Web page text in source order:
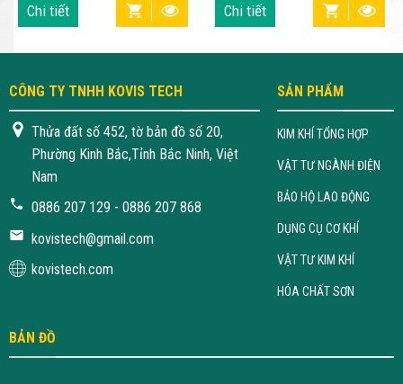
Chi tiết Chi tiết
CÔNG TY TNHH KOVIS TECH
Thửa đất số 452, tờ bản đồ số 20,
Phường Kinh Bắc,Tỉnh Bắc Ninh, Việt
Nam
0886 207 129 - 0886 207 868
kovistech@gmail.com
kovistech.com
SẢN PHẨM
KIM KHÍ TỔNG HỢP
VẬT TƯ NGÀNH ĐIỆN
BẢO HỘ LAO ĐỘNG
DỤNG CỤ CƠ KHÍ
VẬT TƯ KIM KHÍ
HÓA CHẤT SƠN
BẢN ĐỒ